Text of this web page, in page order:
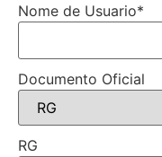
Nome de Usuario*
Documento Oficial
RG